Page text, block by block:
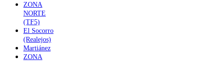
ZONA
NORTE
(TF5)
El Socorro
(Realejos)
Martiánez
ZONA